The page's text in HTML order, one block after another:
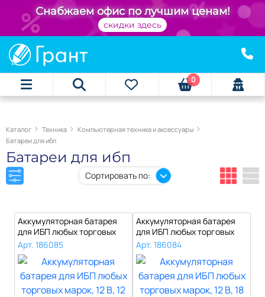
Снабжаем офис по лучшим ценам!
скидки здесь
0
Каталог Техника
Компьютерная техника и аксессуары
Батареи для ибп
Батареи для ибп
Сортировать по:
Аккумуляторная батарея
для ИБП любых торговых
марок, 12..
Арт. 186085
Аккумуляторная батарея
для ИБП любых торговых
марок, 12..
Арт. 186084